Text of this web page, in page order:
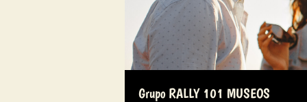
Grupo RALLY 101 MUSEOS